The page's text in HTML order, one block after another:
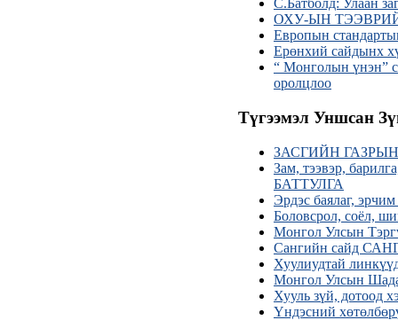
С.Батболд: Улаан
ОХУ-ЫН
Европын
Ерөнхий сайдынх
“ Монголын үнэн”
оролцлоо
Түгээмэл Уншсан
ЗАСГИЙН
Зам, тээвэр,
БАТТУЛГА
Эрдэс баялаг,
Боловсрол, соёл,
Монгол Улсын
Сангийн сайд
Хуулиудтай
Монгол Улсын
Хууль зүй,
Үндэсний